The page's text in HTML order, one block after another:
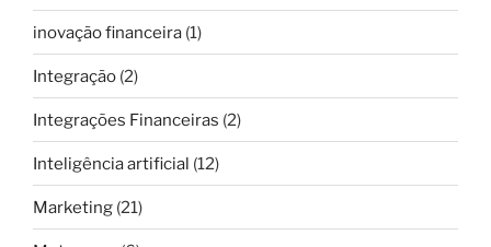
inovação financeira (1)
Integração (2)
Integrações Financeiras (2)
Inteligência artificial (12)
Marketing (21)